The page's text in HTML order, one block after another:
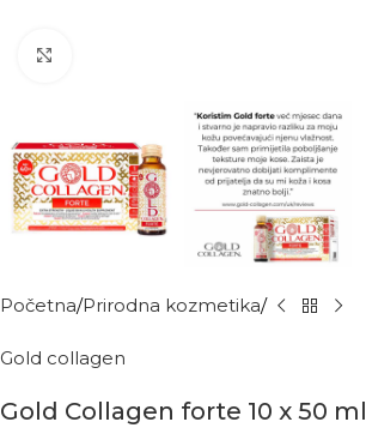
Početna Prirodna kozmetika
Gold collagen
Gold Collagen forte 10 x 50 ml